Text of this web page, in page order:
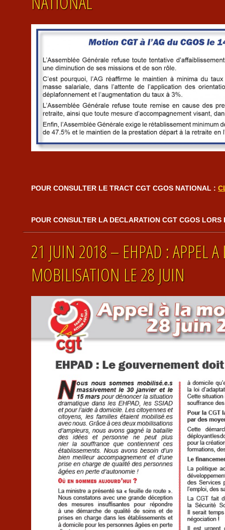
POUR CONSULTER LE TRACT CGT CGOS NATIONAL :
POUR CONSULTER LA DECLARATION CGT CGOS LORS
21 JUIN 2018 – EHPAD : APPEL A
MOBILISATION LE 28 JUIN